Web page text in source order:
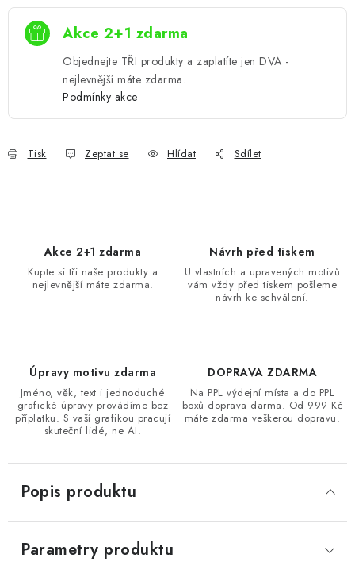
Akce 2+1 zdarma
Objednejte TŘI produkty a zaplatíte jen DVA -
nejlevnější máte zdarma.
Podmínky akce
Tisk Zeptat se Hlídat Sdílet
Akce 2+1 zdarma
Kupte si tři naše produkty a
nejlevnější máte zdarma.
Návrh před tiskem
U vlastních a upravených motivů
vám vždy před tiskem pošleme
návrh ke schválení.
Úpravy motivu zdarma
Jméno, věk, text i jednoduché
grafické úpravy provádíme bez
příplatku. S vaší grafikou pracují
skuteční lidé, ne AI.
DOPRAVA ZDARMA
Na PPL výdejní místa a do PPL
boxů doprava darma. Od 999 Kč
máte zdarma veškerou dopravu.
Popis produktu
Parametry produktu